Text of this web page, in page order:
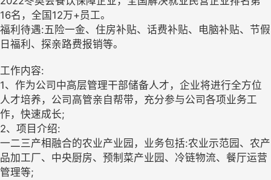
16名，全国12万+员工。
福利待遇:五险一金、住房补贴、话费补贴、电脑补贴、节假
日福利、探亲路费报销等。
工作内容:
1、作为公司中高层管理干部储备人才，企业将进行全方位
人才培养，公司高管亲自帮带，充分参与公司各项业务工
作，快速成长;
2、项目介绍:
一二三产相融合的农业产业园，业务包括:农业示范园、农产
品加工厂、中央厨房、预制菜产业园、冷链物流、餐厅运营
管理等;